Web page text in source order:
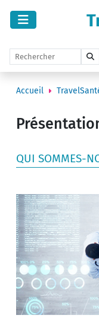
Accueil
QUI SOMMES-